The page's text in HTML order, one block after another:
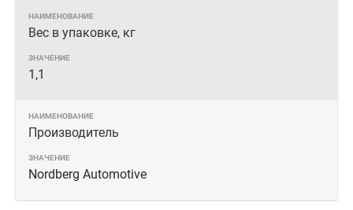
Вес в упаковке, кг
1,1
Производитель
Nordberg Automotive